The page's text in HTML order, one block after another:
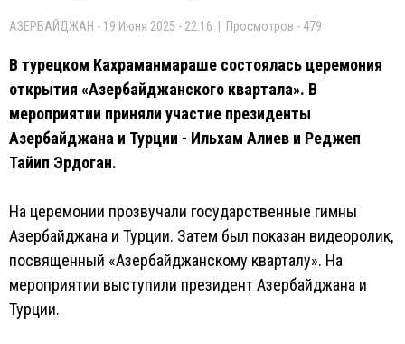
АЗЕРБАЙДЖАН - 19 Июня 2025 - 22:16 | Просмотров - 479
В турецком Кахраманмараше состоялась церемония
открытия «Азербайджанского квартала». В
мероприятии приняли участие президенты
Азербайджана и Турции - Ильхам Алиев и Реджеп
Тайип Эрдоган.
На церемонии прозвучали государственные гимны
Азербайджана и Турции. Затем был показан видеоролик,
посвященный «Азербайджанскому кварталу». На
мероприятии выступили президент Азербайджана и
Турции.